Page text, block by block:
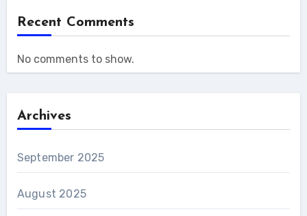
Recent Comments
No comments to show.
Archives
September 2025
August 2025